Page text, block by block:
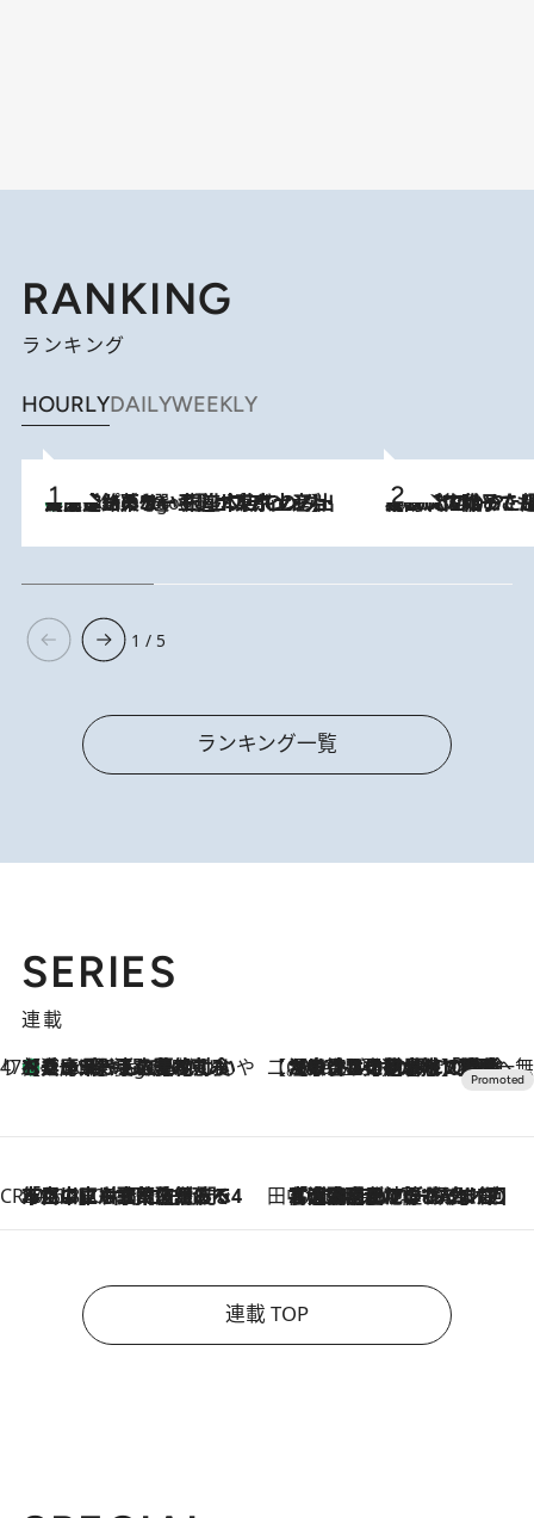
RANKING
ランキング
HOURLYDAILYWEEKLY
6 Hours Ago
【間違いのない王道・東京土産】資生堂パーラー 銀座本店でのみ出会える銘菓5選《極上プディング・濃厚チーズケーキ・ボンボンショコラほか》 2026.8.5
【阿川佐和子さんの年とる力】なぜ70代で始めた趣味は“こんなに楽しい”のか？ ピアノ、俳句…スランプに陥っても続けられる“ある秘訣”とは
1 / 5
ランキング一覧
SERIES
連載
47都道府県の手みやげ ひんやりスイーツで夏を満喫
6 Hours Ago
【兵庫県】この夏絶対食べたい 冷やしておいしいおやつ3選 淡路島の恵みをジェラートに集約 【CREA×星野リゾート】唯一無二。癒しと発見が待つ場所へ
2026.8.7
【トンボの足水浴】ヒノキの香りに包まれて涼感マックス！約13℃の湧水かけ流しを避暑地「星野温泉 トンボの湯」で体験
CREA'S CHOICE
2026.8.7
「立川にも歌舞伎があるんだよ」 片岡仁左衛門・市川中車ら豪華座組みで4年目の立川立飛歌舞伎へ 田中稲の勝手に再ブーム
2026.8.7
「湘南乃風に憧れて」観客大盛上がりの“タオル回し”に、ラッパー顔負けの高速歌唱まで…さだまさし（74）のアグレッシブすぎる現在地
連載 TOP